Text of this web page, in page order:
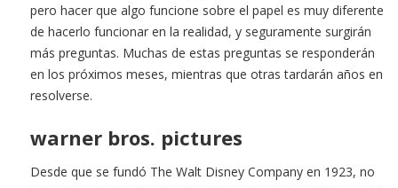
pero hacer que algo funcione sobre el papel es muy diferente
de hacerlo funcionar en la realidad, y seguramente surgirán
más preguntas. Muchas de estas preguntas se responderán
en los próximos meses, mientras que otras tardarán años en
resolverse.
warner bros. pictures
Desde que se fundó The Walt Disney Company en 1923, no